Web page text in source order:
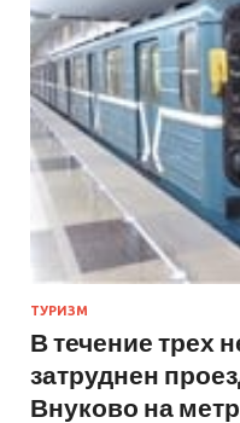
ТУРИЗМ
В течение трех
затруднен
Внуково на